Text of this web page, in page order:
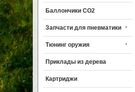
Баллончики CO2
Запчасти для пневматики
Тюнинг оружия
Приклады из дерева
Картриджи